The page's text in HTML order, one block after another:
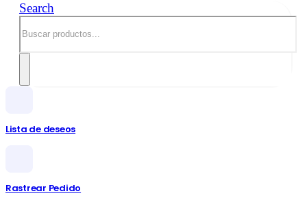
Search
Lista de deseos
Rastrear Pedido